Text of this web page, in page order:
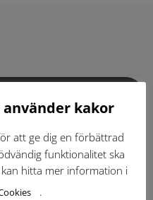
Kontaktlista
Nyheter
kakor
att ge dig en förbättrad
funktionalitet ska
hitta mer information i
.